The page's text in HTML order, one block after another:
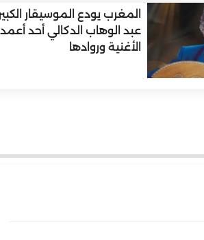
المغرب يودع الموسيقار
عبد الوهاب الدكالي أحد
الأغنية وروادها